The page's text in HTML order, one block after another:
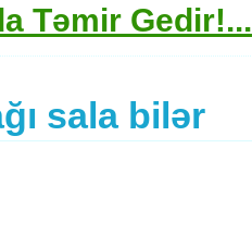
Təmir Gedir!...
sala bilər